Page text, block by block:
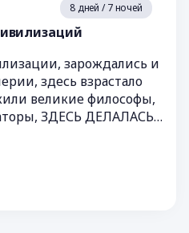
8 дней / 7 ночей
зарождались и
здесь взрастало
великие философы,
ЗДЕСЬ ДЕЛАЛАСЬ